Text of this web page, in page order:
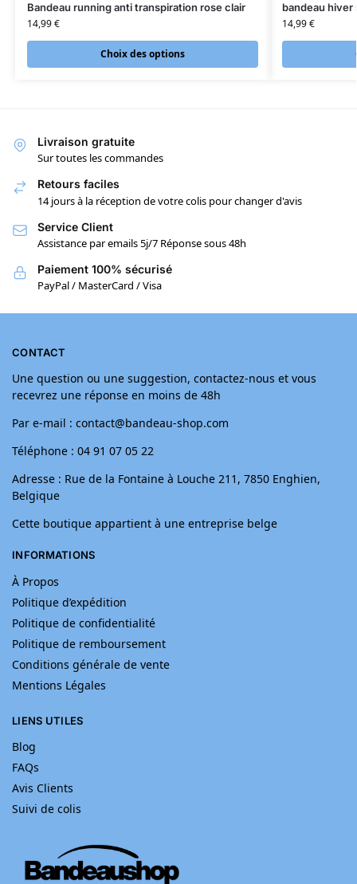
Bandeau running anti transpiration rose clair
14,99€
Choix des options
bandeau hiver
14,99€
Livraison gratuite
Sur toutes les commandes
Retours faciles
14 jours à la réception de votre colis pour changer d'avis
Service Client
Assistance par emails 5j/7 Réponse sous 48h
Paiement 100% sécurisé
PayPal / MasterCard / Visa
CONTACT
Une question ou une suggestion, contactez-nous et vous
recevrez une réponse en moins de 48h
Par e-mail : contact@bandeau-shop.com
Téléphone : 04 91 07 05 22
Adresse : Rue de la Fontaine à Louche 211, 7850 Enghien,
Belgique
Cette boutique appartient à une entreprise belge
INFORMATIONS
À Propos
Politique d’expédition
Politique de confidentialité
Politique de remboursement
Conditions générale de vente
Mentions Légales
LIENS UTILES
Blog
FAQs
Avis Clients
Suivi de colis